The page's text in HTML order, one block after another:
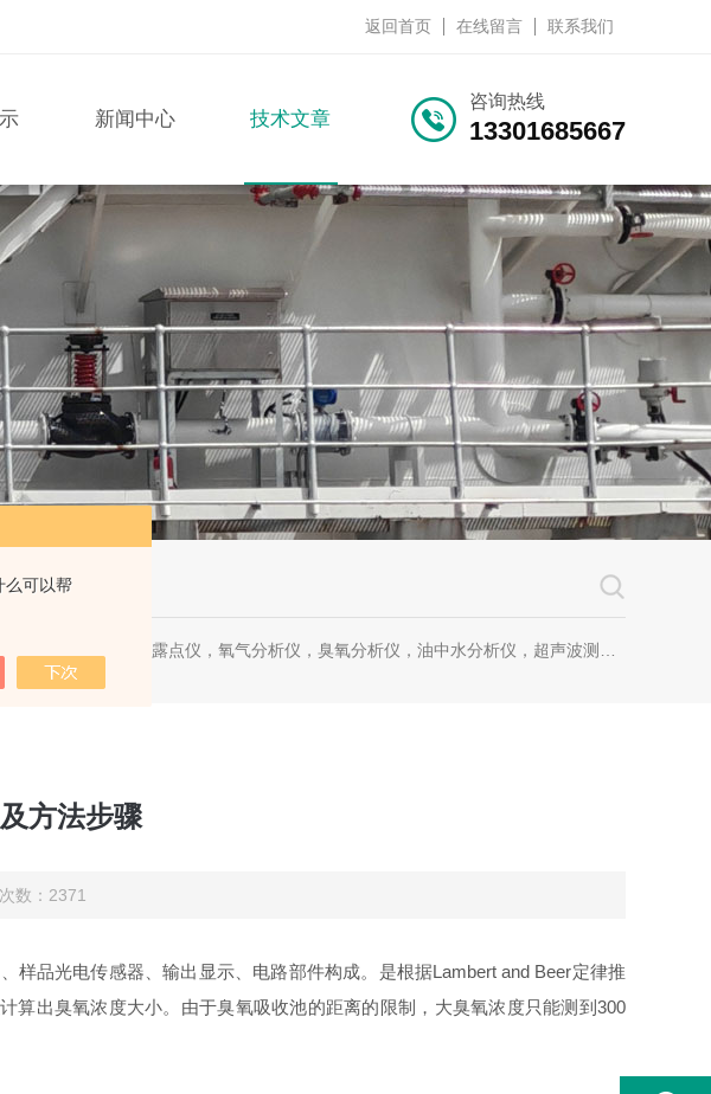
么可以帮
返回首页 在线留言 联系我们
咨询热线
13301685667
新闻中心 技术文章
压缩空气露点仪，氧气分析仪，臭氧分析仪，油中水分析仪，超声波测漏仪。
方法步骤
数：2371
品光电传感器、输出显示、电路部件构成。是根据Lambert and Beer定律推
出臭氧浓度大小。由于臭氧吸收池的距离的限制，大臭氧浓度只能测到300